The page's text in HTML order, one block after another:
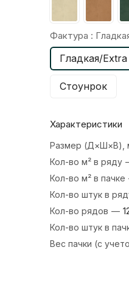
Фактура :
Гладкая/Extra
Стоунрок
Характеристики
Размер (Д×Ш×В),
Кол-во м² в ряду
Кол-во м² в пачке
Кол-во штук в
Кол-во рядов —
Кол-во штук в
Вес пачки (с